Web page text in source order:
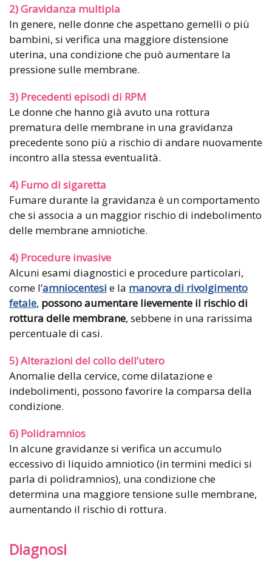
2) Gravidanza multipla
In genere, nelle donne che aspettano gemelli o più
bambini, si verifica una maggiore distensione
uterina, una condizione che può aumentare la
pressione sulle membrane.
3) Precedenti episodi di RPM
Le donne che hanno già avuto una rottura
prematura delle membrane in una gravidanza
precedente sono più a rischio di andare nuovamente
incontro alla stessa eventualità.
4) Fumo di sigaretta
Fumare durante la gravidanza è un comportamento
che si associa a un maggior rischio di indebolimento
delle membrane amniotiche.
4) Procedure invasive
Alcuni esami diagnostici e procedure particolari,
come l’amniocentesi e la manovra di rivolgimento
fetale, possono aumentare lievemente il rischio di
rottura delle membrane, sebbene in una rarissima
percentuale di casi.
5) Alterazioni del collo dell’utero
Anomalie della cervice, come dilatazione e
indebolimenti, possono favorire la comparsa della
condizione.
6) Polidramnios
In alcune gravidanze si verifica un accumulo
eccessivo di liquido amniotico (in termini medici si
parla di polidramnios), una condizione che
determina una maggiore tensione sulle membrane,
aumentando il rischio di rottura.
Diagnosi